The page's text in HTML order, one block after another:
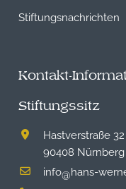
Stiftungsnachrichten
Kontakt-
Stiftungssitz
Hastverstraße 32
90408 Nürnberg
info@hans-